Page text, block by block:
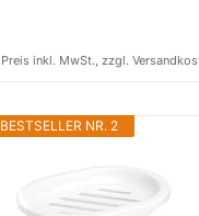
Preis inkl. MwSt., zzgl.
BESTSELLER NR. 2